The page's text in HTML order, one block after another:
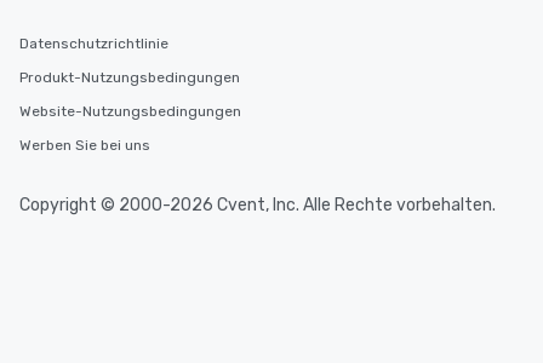
Datenschutzrichtlinie
Produkt-Nutzungsbedingungen
Website-Nutzungsbedingungen
Werben Sie bei uns
Copyright © 2000-2026 Cvent, Inc. Alle Rechte vorbehalten.